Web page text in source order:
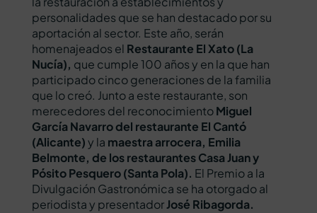
personalidades que se han destacado por su
aportación al sector. Este año, serán
homenajeados el Restaurante El Xato (La
Nucía), que cumple 100 años y en la que han
participado cinco generaciones de la familia
que lo creó. Junto a este restaurante, son
merecedores del reconocimientoMiguel
García Navarro del restaurante El Cantó
(Alicante)y la maestra arrocera, Emilia
Belmonte, de los restaurantes Casa Juan y
Pósito Pesquero (Santa Pola). El Premio a la
Divulgación Gastronómica se ha otorgado al
periodista y presentadorJosé Ribagorda.